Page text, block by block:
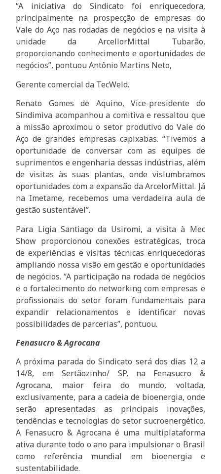
“A iniciativa do Sindicato foi enriquecedora,
principalmente na prospecção de empresas do
Vale do Aço nas rodadas de negócios e na visita à
unidade da ArcellorMittal Tubarão,
proporcionando conhecimento e oportunidades de
negócios”, pontuou Antônio Martins Neto,
Gerente comercial da TecWeld.
Renato Gomes de Aquino, Vice-presidente do
Sindimiva acompanhou a comitiva e ressaltou que
a missão aproximou o setor produtivo do Vale do
Aço de grandes empresas capixabas. “Tivemos a
oportunidade de conversar com as equipes de
suprimentos e engenharia dessas indústrias, além
de visitas às suas plantas, onde vislumbramos
oportunidades com a expansão da ArcelorMittal. Já
na Imetame, recebemos uma verdadeira aula de
gestão sustentável”.
Para Ligia Santiago da Usiromi, a visita à Mec
Show proporcionou conexões estratégicas, troca
de experiências e visitas técnicas enriquecedoras
ampliando nossa visão em gestão e oportunidades
de negócios. “A participação na rodada de negócios
e o fortalecimento do networking com empresas e
profissionais do setor foram fundamentais para
expandir relacionamentos e identificar novas
possibilidades de parcerias”, pontuou.
Fenasucro & Agrocana
A próxima parada do Sindicato será dos dias 12 a
14/8, em Sertãozinho/ SP, na Fenasucro &
Agrocana, maior feira do mundo, voltada,
exclusivamente, para a cadeia de bioenergia, onde
serão apresentadas as principais inovações,
tendências e tecnologias do setor sucroenergético.
A Fenasucro & Agrocana é uma multiplataforma
ativa durante todo o ano para impulsionar o Brasil
como referência mundial em bioenergia e
sustentabilidade.